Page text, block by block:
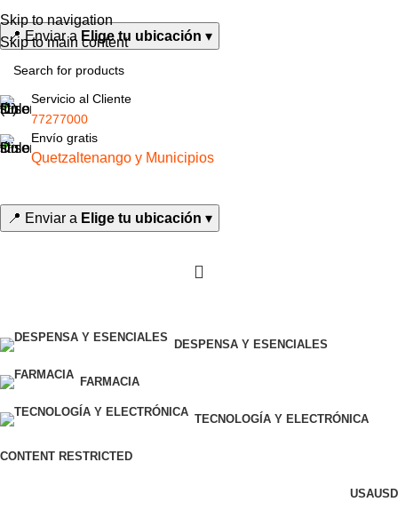
Skip to navigation
Skip to main content
📍 Enviar a Elige tu ubicación ▾
Servicio al Cliente
77277000
Envío gratis
Quetzaltenango y Municipios
📍 Enviar a Elige tu ubicación ▾
DESPENSA Y ESENCIALES
FARMACIA
TECNOLOGÍA Y ELECTRÓNICA
CONTENT RESTRICTED
USAUSD